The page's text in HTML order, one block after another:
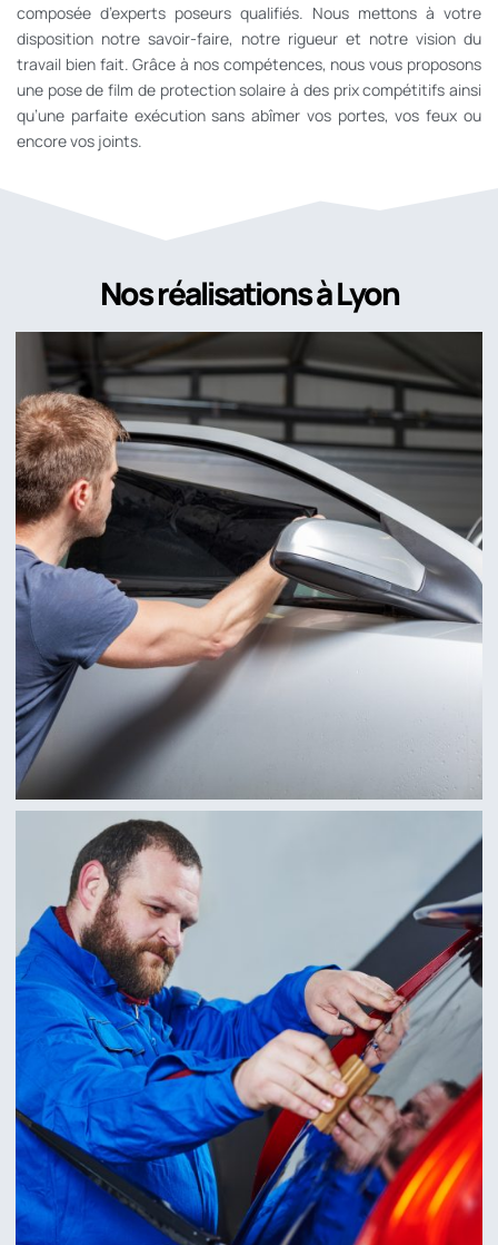
composée d’experts poseurs qualifiés. Nous mettons à votre
disposition notre savoir-faire, notre rigueur et notre vision du
travail bien fait. Grâce à nos compétences, nous vous proposons
une pose de film de protection solaire à des prix compétitifs ainsi
qu’une parfaite exécution sans abîmer vos portes, vos feux ou
encore vos joints.
Nos réalisations à Lyon